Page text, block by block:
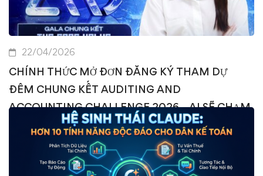
22/04/2026
CHÍNH THỨC MỞ ĐƠN ĐĂNG KÝ THAM DỰ
ĐÊM CHUNG KẾT AUDITING AND
ACCOUNTING CHALLENGE 2026 – AI SẼ CHẠM
TAY TỚI NGÔI VỊ CAO NHẤT? 🎉🏆
Thông tin về đêm Chung kết Cuộc thi Auditing and …